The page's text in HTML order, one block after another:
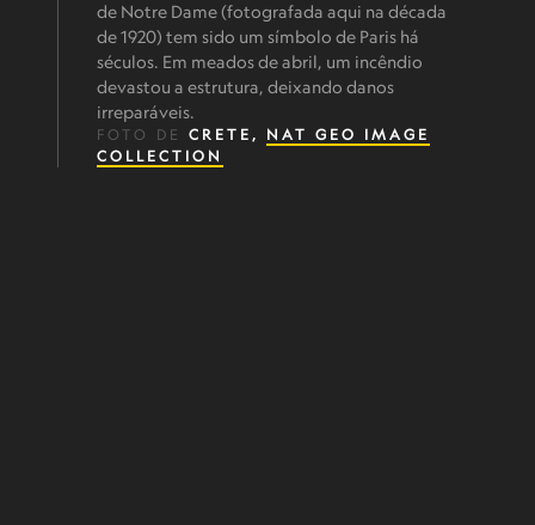
de Notre Dame (fotografada aqui na década
de 1920) tem sido um símbolo de Paris há
séculos. Em meados de abril, um incêndio
devastou a estrutura, deixando danos
irreparáveis.
FOTO DE CRETE, NAT GEO IMAGE
COLLECTION